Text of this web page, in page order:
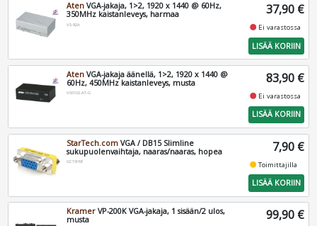
Aten VGA-jakaja, 1>2, 1920 x 1440 @ 60Hz,
350MHz kaistanleveys, harmaa
VS-92A
37,90 €
fiber_manual_record Ei varastossa
LISÄÄ KORIIN
Aten VGA-jakaja äänellä, 1>2, 1920 x 1440 @
60Hz, 450MHz kaistanleveys, musta
VS0102-AT-G
83,90 €
fiber_manual_record Ei varastossa
LISÄÄ KORIIN
StarTech.com VGA / DB15 Slimline
sukupuolenvaihtaja, naaras/naaras, hopea
GC15HSF
7,90 €
fiber_manual_recordToimittajilla
LISÄÄ KORIIN
Kramer VP-200K VGA-jakaja, 1 sisään/2 ulos,
musta
99,90 €